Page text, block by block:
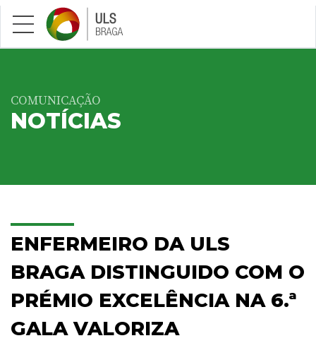
Saltar para conteúdo principal
COMUNICAÇÃO
NOTÍCIAS
ENFERMEIRO DA ULS
BRAGA DISTINGUIDO COM O
PRÉMIO EXCELÊNCIA NA 6.ª
GALA VALORIZA